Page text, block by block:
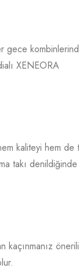
gece
XENEORA
kaliteyi hem de
takı
kaçınmanız